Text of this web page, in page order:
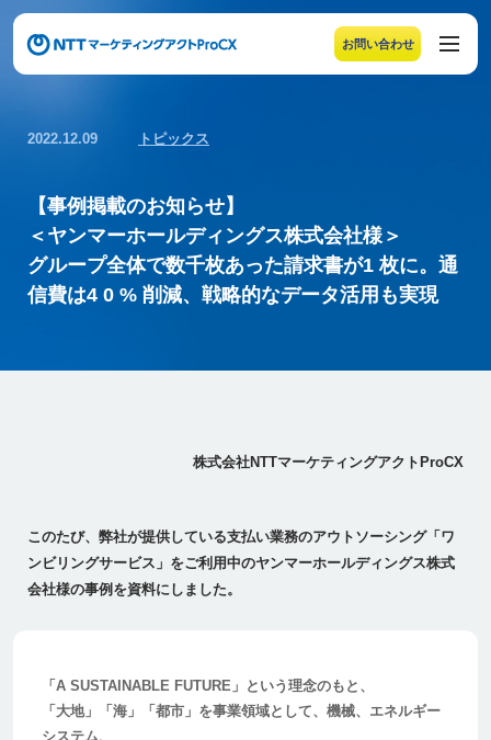
お問い合わせ
メニューの末尾です。Escape キーでメニューを閉じるこ
2022.12.09 トピックス
【事例掲載のお知らせ】
＜ヤンマーホールディングス株式会社様＞
グループ全体で数千枚あった請求書が1 枚に。通
信費は4 0 % 削減、戦略的なデータ活用も実現
株式会社NTTマーケティングアクトProCX
このたび、弊社が提供している支払い業務のアウトソーシング「ワ
ンビリングサービス」をご利用中のヤンマーホールディングス株式
会社様の事例を資料にしました。
「A SUSTAINABLE FUTURE」という理念のもと、
「大地」「海」「都市」を事業領域として、機械、エネルギー
システム、